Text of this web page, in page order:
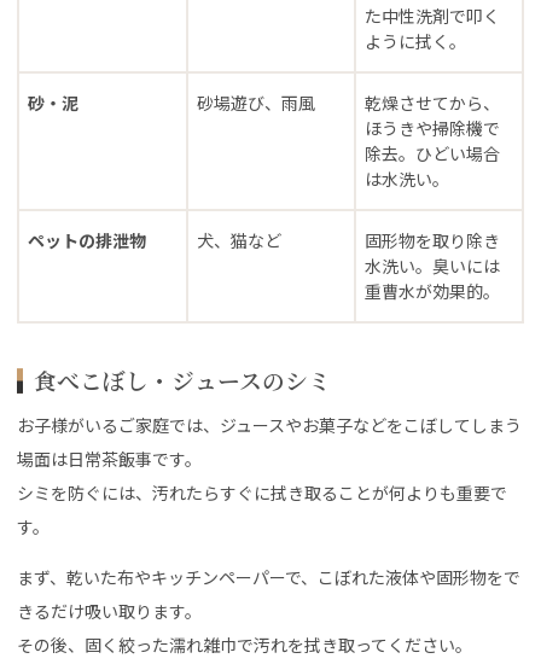
た中性洗剤で叩く
ように拭く。
砂・泥 砂場遊び、雨風
乾燥させてから、
ほうきや掃除機で
除去。ひどい場合
は水洗い。
ペットの排泄物 犬、猫など
固形物を取り除き
水洗い。臭いには
重曹水が効果的。
食べこぼし・ジュースのシミ
お子様がいるご家庭では、ジュースやお菓子などをこぼしてしまう
場面は日常茶飯事です。
シミを防ぐには、汚れたらすぐに拭き取ることが何よりも重要で
す。
まず、乾いた布やキッチンペーパーで、こぼれた液体や固形物をで
きるだけ吸い取ります。
その後、固く絞った濡れ雑巾で汚れを拭き取ってください。